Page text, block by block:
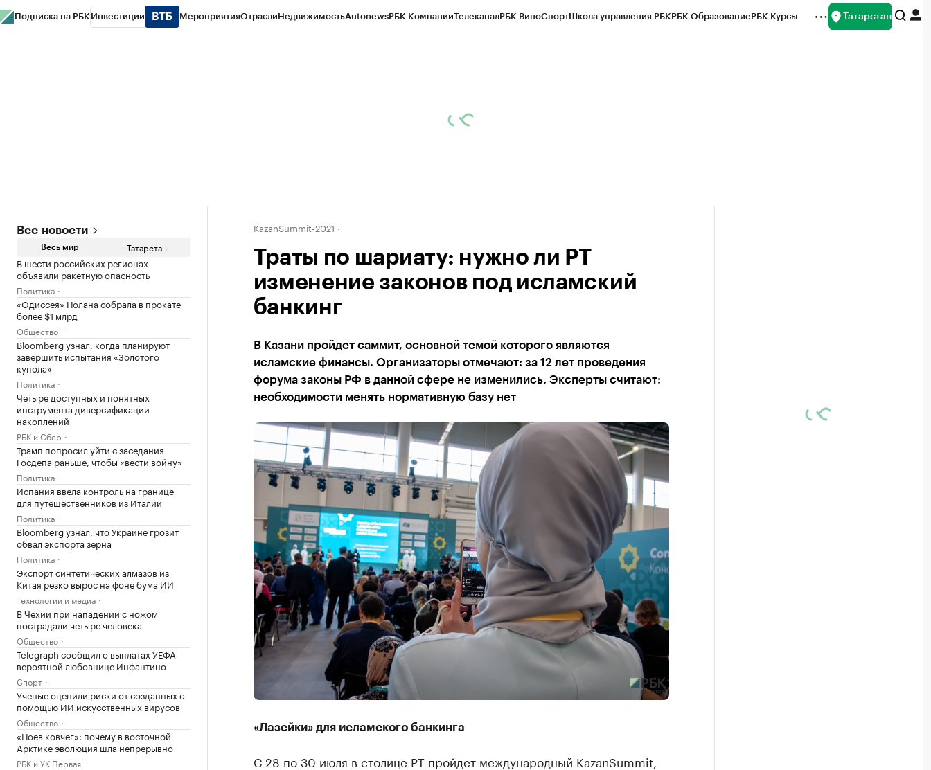
Подписка на РБК Инвестиции МероприятияОтраслиНедвижимостьAutonewsРБК КомпанииТелеканалРБК ВиноСпортШкола управления РБКРБК ОбразованиеРБК Курсы Татарстан
Все новости
Весь мир Татарстан
В шести российских регионах
объявили ракетную опасность
Политика
«Одиссея» Нолана собрала в прокате
более $1 млрд
Общество
Bloomberg узнал, когда планируют
завершить испытания «Золотого
купола»
Политика
Четыре доступных и понятных
инструмента диверсификации
накоплений
РБК и Сбер
Трамп попросил уйти с заседания
Госдепа раньше, чтобы «вести войну»
Политика
Испания ввела контроль на границе
для путешественников из Италии
Политика
Bloomberg узнал, что Украине грозит
обвал экспорта зерна
Политика
Экспорт синтетических алмазов из
Китая резко вырос на фоне бума ИИ
Технологии и медиа
В Чехии при нападении с ножом
пострадали четыре человека
Общество
Telegraph сообщил о выплатах УЕФА
вероятной любовнице Инфантино
Спорт
Ученые оценили риски от созданных с
помощью ИИ искусственных вирусов
Общество
«Ноев ковчег»: почему в восточной
Арктике эволюция шла непрерывно
РБК и УК Первая
KazanSummit-2021
Траты по шариату: нужно ли РТ
изменение законов под исламский
банкинг
В Казани пройдет саммит, основной темой которого являются
исламские финансы. Организаторы отмечают: за 12 лет проведения
форума законы РФ в данной сфере не изменились. Эксперты считают:
необходимости менять нормативную базу нет
«Лазейки» для исламского банкинга
С 28 по 30 июля в столице РТ пройдет международный KazanSummit,